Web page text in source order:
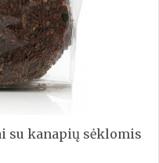
su kanapių sėklomis